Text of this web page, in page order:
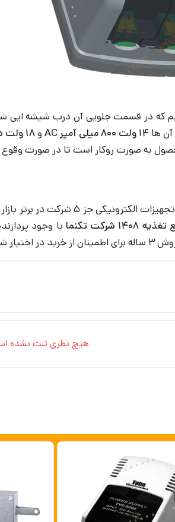
که در قسمت جلویی آن درب شیشه ایی
14 ولت 800 میلی آمپر AC و18 ولت دی سی
به صورت روکار است تا در صورت
1408 شرکت تکنما
با وجود
میگذارد.
هیچ نظری ثبت نشده